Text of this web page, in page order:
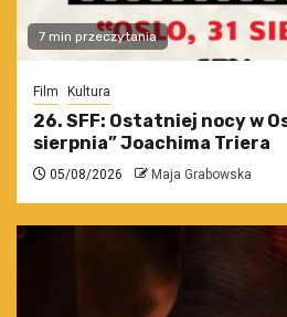
7 min przeczytania
Film Kultura
26. SFF: Ostatniej nocy w
sierpnia” Joachima Triera
05/08/2026 Maja Grabowska